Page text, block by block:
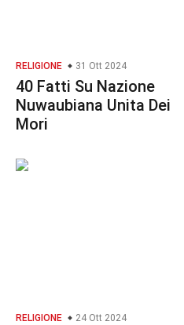
RELIGIONE 31 Ott 2024
40 Fatti Su Nazione
Nuwaubiana Unita Dei
Mori
RELIGIONE 24 Ott 2024